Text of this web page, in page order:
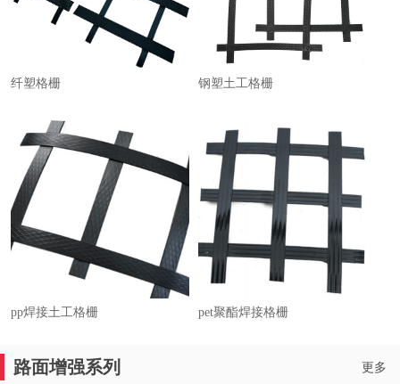
纤塑格栅 钢塑土工格栅
pp焊接土工格栅 pet聚酯焊接格栅
路面增强系列 更多